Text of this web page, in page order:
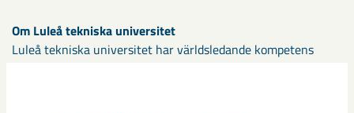
Om Luleå tekniska universitet
Luleå tekniska universitet har världsledande kompetens